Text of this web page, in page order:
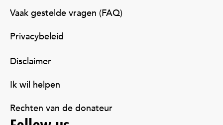
Vaak gestelde vragen (FAQ)
Privacybeleid
Disclaimer
Ik wil helpen
Rechten van de donateur